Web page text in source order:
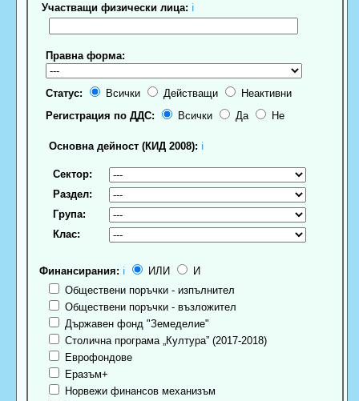
Участващи физически лица: ℹ
Правна форма:
Статус: Всички Действащи
Неактивни
Регистрация по ДДС:
Всички Да Не
Основна дейност (КИД 2008): ℹ
Сектор:
Раздел:
Група:
Клас:
Финансирания: ℹ ИЛИ
И
Обществени поръчки - изпълнител
Обществени поръчки - възложител
Държавен фонд "Земеделие"
Столична програма „Култура” (2017-2018)
Еврофондове
Еразъм+
Норвежи финансов механизъм